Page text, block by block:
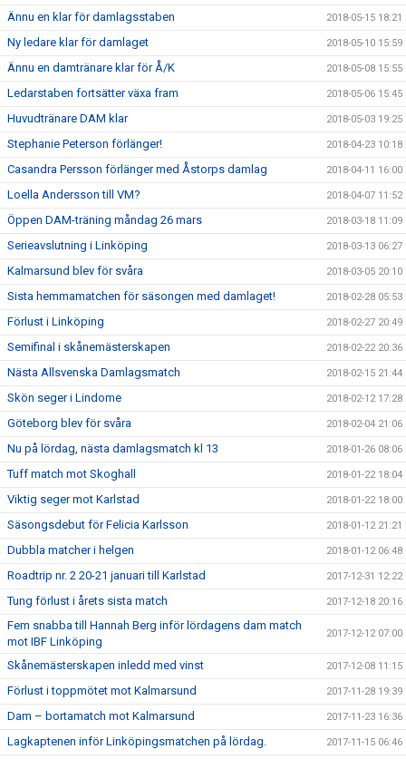
Ännu en klar för damlagsstaben 2018-05-15 18:21
Ny ledare klar för damlaget 2018-05-10 15:59
Ännu en damtränare klar för Å/K 2018-05-08 15:55
Ledarstaben fortsätter växa fram 2018-05-06 15:45
Huvudtränare DAM klar 2018-05-03 19:25
Stephanie Peterson förlänger! 2018-04-23 10:18
Casandra Persson förlänger med Åstorps damlag 2018-04-11 16:00
Loella Andersson till VM? 2018-04-07 11:52
Öppen DAM-träning måndag 26 mars 2018-03-18 11:09
Serieavslutning i Linköping 2018-03-13 06:27
Kalmarsund blev för svåra 2018-03-05 20:10
Sista hemmamatchen för säsongen med damlaget! 2018-02-28 05:53
Förlust i Linköping 2018-02-27 20:49
Semifinal i skånemästerskapen 2018-02-22 20:36
Nästa Allsvenska Damlagsmatch 2018-02-15 21:44
Skön seger i Lindome 2018-02-12 17:28
Göteborg blev för svåra 2018-02-04 21:06
Nu på lördag, nästa damlagsmatch kl 13 2018-01-26 08:06
Tuff match mot Skoghall 2018-01-22 18:04
Viktig seger mot Karlstad 2018-01-22 18:00
Säsongsdebut för Felicia Karlsson 2018-01-12 21:21
Dubbla matcher i helgen 2018-01-12 06:48
Roadtrip nr. 2 20-21 januari till Karlstad 2017-12-31 12:22
Tung förlust i årets sista match 2017-12-18 20:16
Fem snabba till Hannah Berg inför lördagens dam match
mot IBF Linköping
2017-12-12 07:00
Skånemästerskapen inledd med vinst 2017-12-08 11:15
Förlust i toppmötet mot Kalmarsund 2017-11-28 19:39
Dam – bortamatch mot Kalmarsund 2017-11-23 16:36
Lagkaptenen inför Linköpingsmatchen på lördag. 2017-11-15 06:46